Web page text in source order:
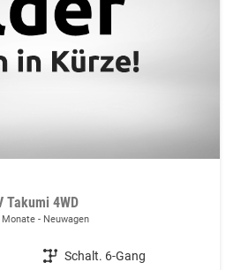
Takumi 4WD
Monate Neuwagen
Getriebe Schalt. 6-Gang